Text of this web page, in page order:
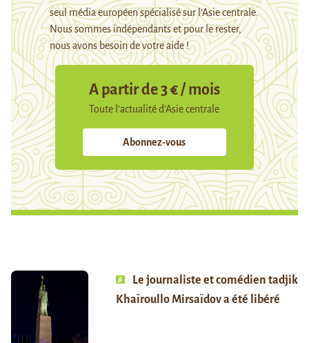
seul média européen spécialisé sur l’Asie centrale.
Nous sommes indépendants et pour le rester,
nous avons besoin de votre aide !
A partir de 3 € / mois
Toute l’actualité d’Asie centrale
Abonnez-vous
Le journaliste et comédien tadjik
Khaïroullo Mirsaïdov a été libéré